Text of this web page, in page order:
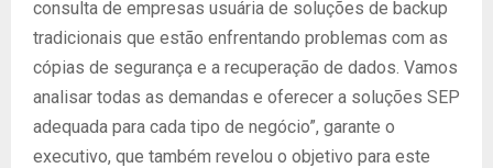
consulta de empresas usuária de soluções de backup
tradicionais que estão enfrentando problemas com as
cópias de segurança e a recuperação de dados. Vamos
analisar todas as demandas e oferecer a soluções SEP
adequada para cada tipo de negócio”, garante o
executivo, que também revelou o objetivo para este